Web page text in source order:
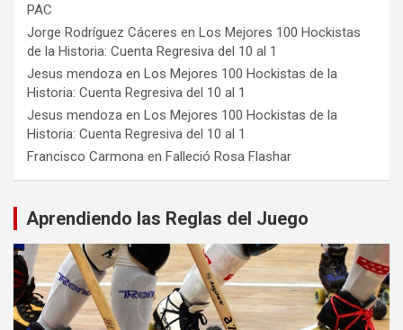
PAC
Jorge Rodríguez Cáceres en Los Mejores 100 Hockistas
de la Historia: Cuenta Regresiva del 10 al 1
Jesus mendoza en Los Mejores 100 Hockistas de la
Historia: Cuenta Regresiva del 10 al 1
Jesus mendoza en Los Mejores 100 Hockistas de la
Historia: Cuenta Regresiva del 10 al 1
Francisco Carmona en Falleció Rosa Flashar
Aprendiendo las Reglas del Juego